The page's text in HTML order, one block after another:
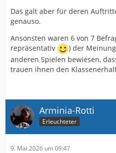
Das galt aber für deren
genauso.
Ansonsten waren 6 von 7
repräsentativ
) der
anderen Spielen bewiesen,
trauen ihnen den
Arminia-Rotti
Erleuchteter
9. Mai 2026 um 09:47